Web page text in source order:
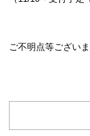
ご不明点等ござい